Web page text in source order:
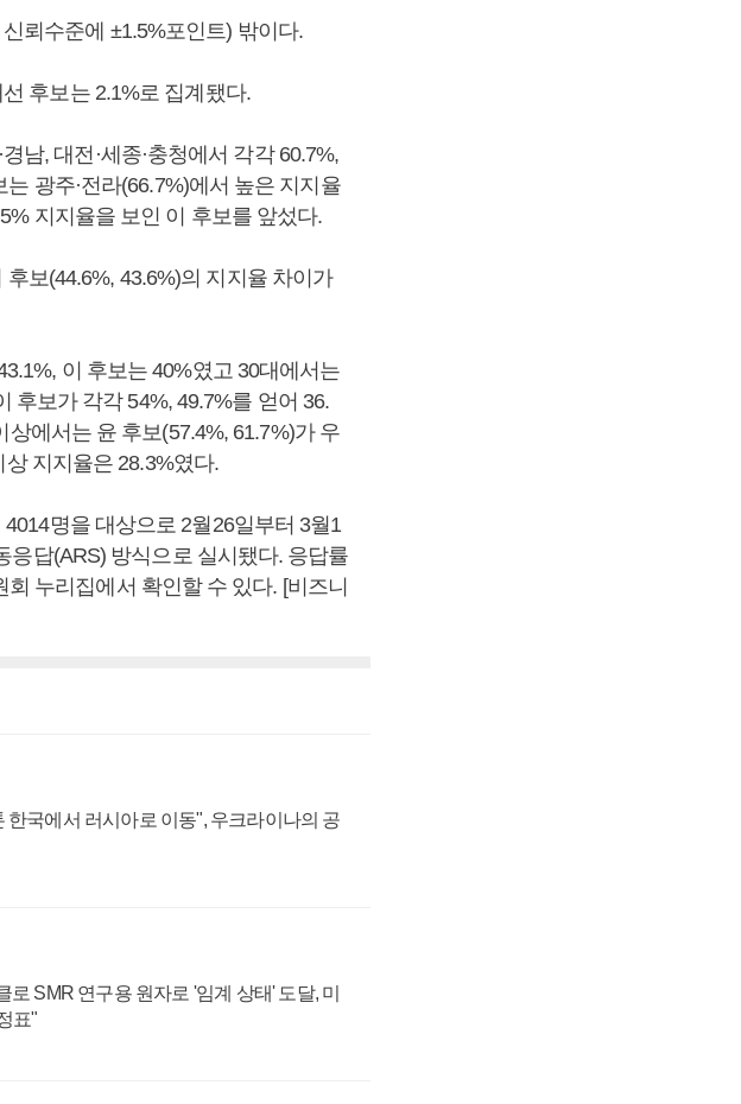
뢰수준에 ±1.5%포인트) 밖이다.
후보는 2.1%로 집계됐다.
남, 대전·세종·충청에서 각각 60.7%,
광주·전라(66.7%)에서 높은 지지율
지지율을 보인 이 후보를 앞섰다.
후보(44.6%, 43.6%)의 지지율 차이가
이 후보는 40%였고 30대에서는
후보가 각각 54%, 49.7%를 얻어 36.
에서는 윤 후보(57.4%, 61.7%)가 우
지지율은 28.3%였다.
명을 대상으로 2월26일부터 3월1
응답(ARS) 방식으로 실시됐다. 응답률
누리집에서 확인할 수 있다. [비즈니
한국에서 러시아로 이동", 우크라이나의 공
로 SMR 연구용 원자로 '임계 상태' 도달, 미
표"